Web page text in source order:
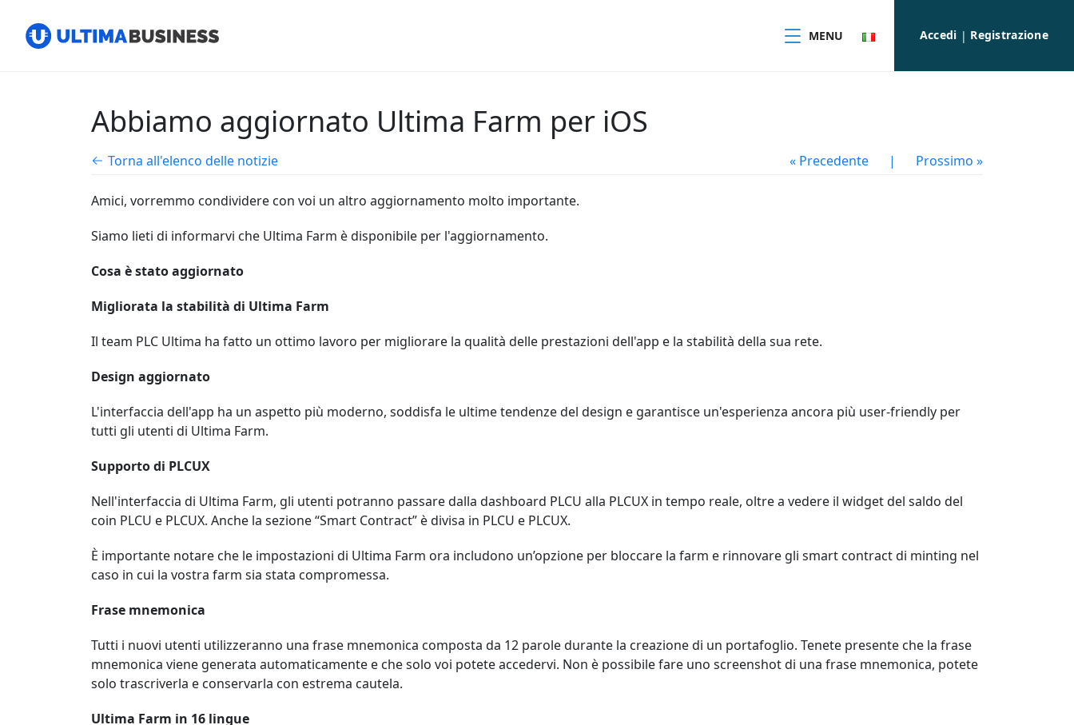
MENU Accedi | Registrazione
Abbiamo aggiornato Ultima Farm per iOS
Torna all'elenco delle notizie « Precedente | Prossimo »
Amici, vorremmo condividere con voi un altro aggiornamento molto importante.
Siamo lieti di informarvi che Ultima Farm è disponibile per l'aggiornamento.
Cosa è stato aggiornato
Migliorata la stabilità di Ultima Farm
Il team PLC Ultima ha fatto un ottimo lavoro per migliorare la qualità delle prestazioni dell'app e la stabilità della sua rete.
Design aggiornato
L'interfaccia dell'app ha un aspetto più moderno, soddisfa le ultime tendenze del design e garantisce un'esperienza ancora più user-friendly per
tutti gli utenti di Ultima Farm.
Supporto di PLCUX
Nell'interfaccia di Ultima Farm, gli utenti potranno passare dalla dashboard PLCU alla PLCUX in tempo reale, oltre a vedere il widget del saldo del
coin PLCU e PLCUX. Anche la sezione “Smart Contract” è divisa in PLCU e PLCUX.
È importante notare che le impostazioni di Ultima Farm ora includono un’opzione per bloccare la farm e rinnovare gli smart contract di minting nel
caso in cui la vostra farm sia stata compromessa.
Frase mnemonica
Tutti i nuovi utenti utilizzeranno una frase mnemonica composta da 12 parole durante la creazione di un portafoglio. Tenete presente che la frase
mnemonica viene generata automaticamente e che solo voi potete accedervi. Non è possibile fare uno screenshot di una frase mnemonica, potete
solo trascriverla e conservarla con estrema cautela.
Ultima Farm in 16 lingue